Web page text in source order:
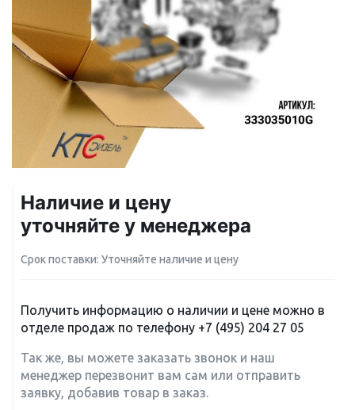
Наличие и цену
уточняйте у менеджера
Срок поставки: Уточняйте наличие и цену
Получить информацию о наличии и цене можно в
отделе продаж по телефону +7 (495) 204 27 05
Так же, вы можете заказать звонок и наш
менеджер перезвонит вам сам или отправить
заявку, добавив товар в заказ.